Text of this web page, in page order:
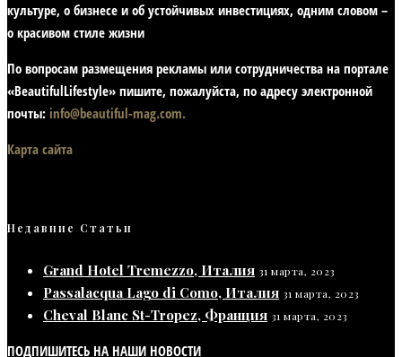
культуре, о бизнесе и об устойчивых инвестициях, одним словом –
о красивом стиле жизни
По вопросам размещения рекламы или сотрудничества на портале
«BeautifulLifestyle» пишите, пожалуйста, по адресу электронной
почты: info@beautiful-mag.com.
Карта сайта
Недавние Статьи
Grand Hotel Tremezzo, Италия 31 марта, 2023
Passalacqua Lago di Como, Италия 31 марта, 2023
Cheval Blanc St-Tropez, Франция 31 марта, 2023
ПОДПИШИТЕСЬ НА НАШИ НОВОСТИ